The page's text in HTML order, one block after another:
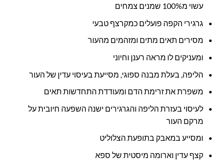
עשוי מ100% שמנים צמחים
גרגירי הקפה פועלים כמקרצף טבעי
מסירים תאים מתים ומזהמים מהעור
ומעניקים לו מראה רענן וחיוני
הליפה, בעלת מבנה ספוגי, מסייעת בעיסוי עדין של העור
משפרת את זרימת הדם ומעודדת התחדשות תאים
לעיסוי בעזרת הליפה והגרגירים ישנה השפעה חיובית על
מרקם העור
ומסייע במאבק בתופעת הצלוליט
קצף עדין וארומה מיסטית של ספא